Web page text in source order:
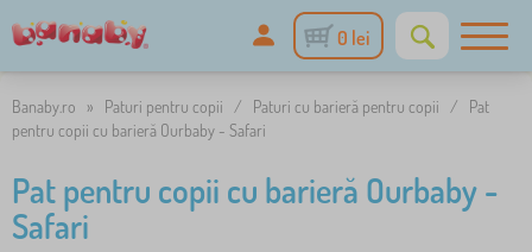
0 lei
Banaby.ro » Paturi pentru copii / Paturi cu barieră pentru copii /
Pat
pentru copii cu barieră Ourbaby - Safari
Pat pentru copii cu barieră Ourbaby -
Safari